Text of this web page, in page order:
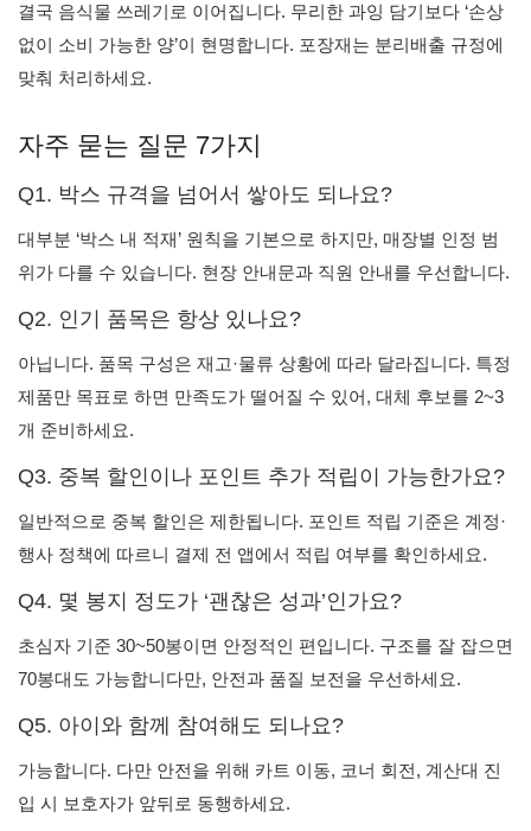
결국 음식물 쓰레기로 이어집니다. 무리한 과잉 담기보다 ‘손상
없이 소비 가능한 양’이 현명합니다. 포장재는 분리배출 규정에
맞춰 처리하세요.
자주 묻는 질문 7가지
Q1. 박스 규격을 넘어서 쌓아도 되나요?
대부분 ‘박스 내 적재’ 원칙을 기본으로 하지만, 매장별 인정 범
위가 다를 수 있습니다. 현장 안내문과 직원 안내를 우선합니다.
Q2. 인기 품목은 항상 있나요?
아닙니다. 품목 구성은 재고·물류 상황에 따라 달라집니다. 특정
제품만 목표로 하면 만족도가 떨어질 수 있어, 대체 후보를 2~3
개 준비하세요.
Q3. 중복 할인이나 포인트 추가 적립이 가능한가요?
일반적으로 중복 할인은 제한됩니다. 포인트 적립 기준은 계정·
행사 정책에 따르니 결제 전 앱에서 적립 여부를 확인하세요.
Q4. 몇 봉지 정도가 ‘괜찮은 성과’인가요?
초심자 기준 30~50봉이면 안정적인 편입니다. 구조를 잘 잡으면
70봉대도 가능합니다만, 안전과 품질 보전을 우선하세요.
Q5. 아이와 함께 참여해도 되나요?
가능합니다. 다만 안전을 위해 카트 이동, 코너 회전, 계산대 진
입 시 보호자가 앞뒤로 동행하세요.